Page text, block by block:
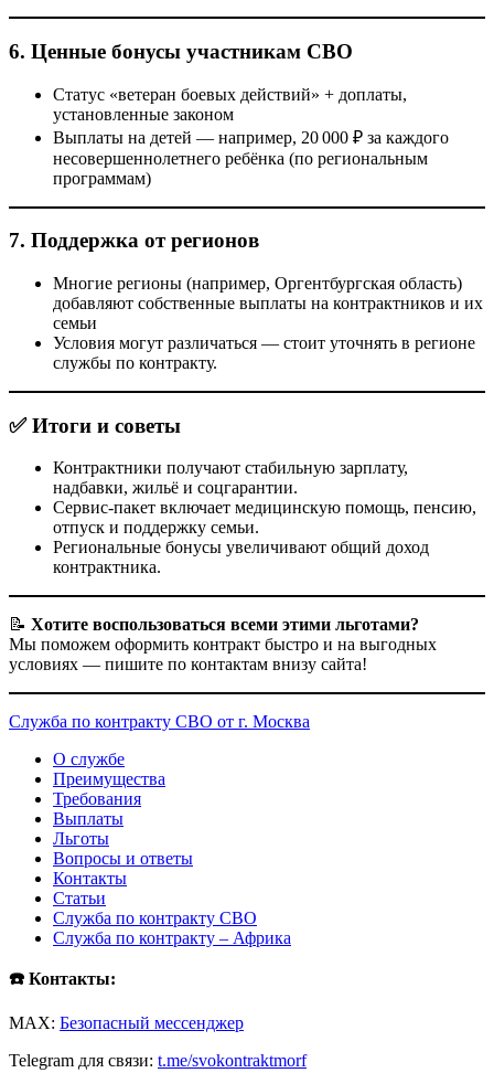
6. Ценные бонусы участникам СВО
Статус «ветеран боевых действий» + доплаты,
установленные законом
Выплаты на детей — например, 20 000 ₽ за каждого
несовершеннолетнего ребёнка (по региональным
программам)
7. Поддержка от регионов
Многие регионы (например, Оргентбургская область)
добавляют собственные выплаты на контрактников и их
семьи
Условия могут различаться — стоит уточнять в регионе
службы по контракту.
✅ Итоги и советы
Контрактники получают стабильную зарплату,
надбавки, жильё и соцгарантии.
Сервис-пакет включает медицинскую помощь, пенсию,
отпуск и поддержку семьи.
Региональные бонусы увеличивают общий доход
контрактника.
📝 Хотите воспользоваться всеми этими льготами?
Мы поможем оформить контракт быстро и на выгодных
условиях — пишите по контактам внизу сайта!
Служба по контракту СВО от г. Москва
О службе
Преимущества
Требования
Выплаты
Льготы
Вопросы и ответы
Контакты
Статьи
Служба по контракту СВО
Служба по контракту – Африка
☎️ Контакты:
MAX: Безопасный мессенджер
Telegram для связи: t.me/svokontraktmorf